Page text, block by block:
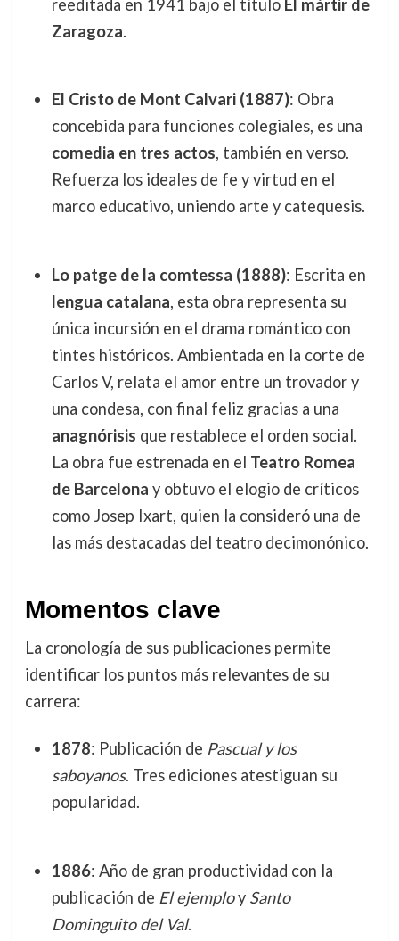
reeditada en 1941 bajo el título El mártir de
Zaragoza.
El Cristo de Mont Calvari (1887): Obra
concebida para funciones colegiales, es una
comedia en tres actos, también en verso.
Refuerza los ideales de fe y virtud en el
marco educativo, uniendo arte y catequesis.
Lo patge de la comtessa (1888): Escrita en
lengua catalana, esta obra representa su
única incursión en el drama romántico con
tintes históricos. Ambientada en la corte de
Carlos V, relata el amor entre un trovador y
una condesa, con final feliz gracias a una
anagnórisis que restablece el orden social.
La obra fue estrenada en el Teatro Romea
de Barcelona y obtuvo el elogio de críticos
como Josep Ixart, quien la consideró una de
las más destacadas del teatro decimonónico.
Momentos clave
La cronología de sus publicaciones permite
identificar los puntos más relevantes de su
carrera:
1878: Publicación de Pascual y los
saboyanos. Tres ediciones atestiguan su
popularidad.
1886: Año de gran productividad con la
publicación de El ejemploy Santo
Dominguito del Val.